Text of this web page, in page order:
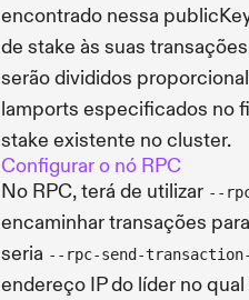
encontrado nessa
de stake às suas
serão divididos
lamports especificados no
stake existente no cluster.
Configurar o nó RPC
No RPC, terá de utilizar --
encaminhar transações
seria --rpc-send-transaction-
endereço IP do líder no